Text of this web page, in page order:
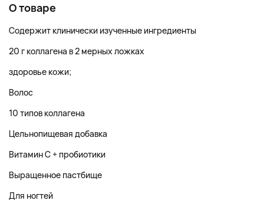
О товаре
Содержит клинически изученные ингредиенты
20 г коллагена в 2 мерных ложках
здоровье кожи;
Волос
10 типов коллагена
Цельнопищевая добавка
Витамин C + пробиотики
Выращенное пастбище
Для ногтей